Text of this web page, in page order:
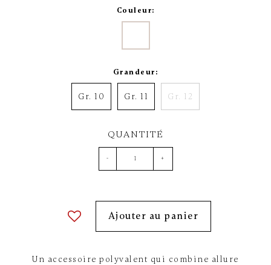
Couleur:
Grandeur:
Gr. 10 Gr. 11 Gr. 12
QUANTITÉ
- +
Ajouter au panier
Un accessoire polyvalent qui combine allure